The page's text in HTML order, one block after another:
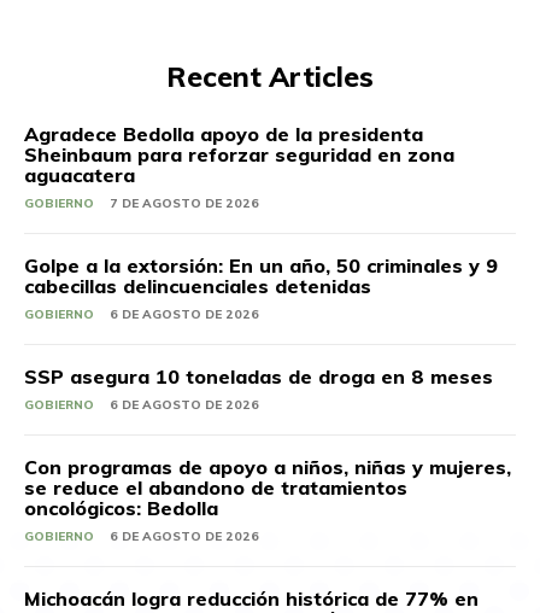
Recent Articles
Agradece Bedolla apoyo de la presidenta
Sheinbaum para reforzar seguridad en zona
aguacatera
GOBIERNO 7 DE AGOSTO DE 2026
Golpe a la extorsión: En un año, 50 criminales y 9
cabecillas delincuenciales detenidas
GOBIERNO 6 DE AGOSTO DE 2026
SSP asegura 10 toneladas de droga en 8 meses
GOBIERNO 6 DE AGOSTO DE 2026
Con programas de apoyo a niños, niñas y mujeres,
se reduce el abandono de tratamientos
oncológicos: Bedolla
GOBIERNO 6 DE AGOSTO DE 2026
Michoacán logra reducción histórica de 77% en